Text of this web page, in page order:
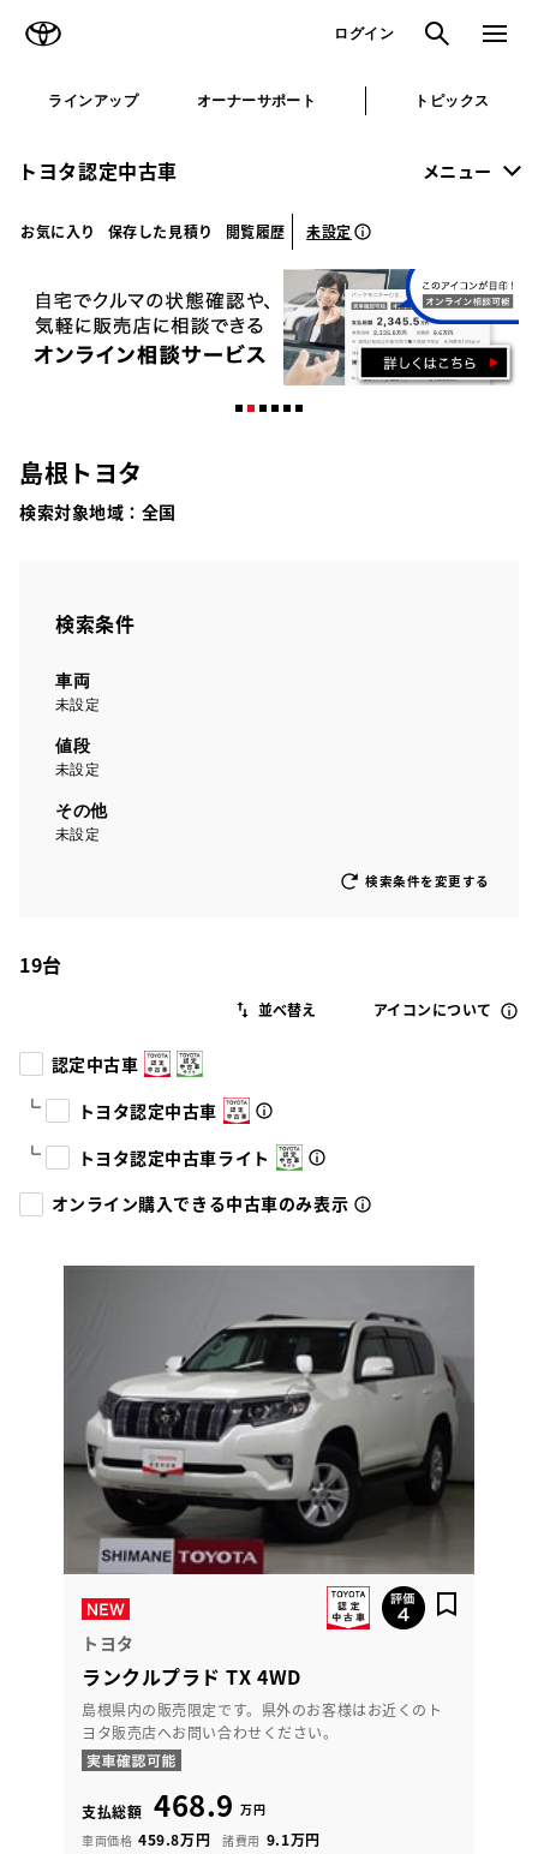
ログイン 検索 メニュ
ラインアップ オーナーサポート トピックス
トヨタ認定中古車 メニュー
お気に入り 保存した見積り 閲覧履歴 未設定
島根トヨタ
検索対象地域： 全国
検索条件
車両
未設定
値段
未設定
その他
未設定
検索条件を変更する
19台
アイコンについて
認定中古車
トヨタ認定中古車
トヨタ認定中古車ライト
オンライン購入できる中古車のみ表示
トヨタ
ランクルプラド TX 4WD
島根県内の販売限定です。県外のお客様はお近くのト
ヨタ販売店へお問い合わせください。
支払総額 468.9 万円
車両価格 459.8万円 諸費用 9.1万円